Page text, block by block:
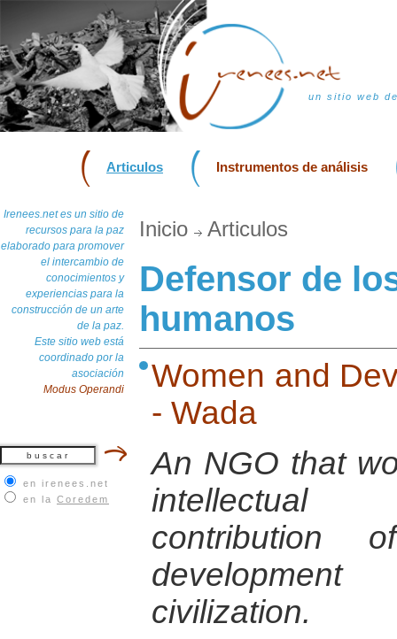
un sitio web
Articulos Instrumentos de análisis
Irenees.net es un sitio de
recursos para la paz
elaborado para promover
el intercambio de
conocimientos y
experiencias para la
construcción de un arte
de la paz.
Este sitio web está
coordinado por la
asociación
Modus Operandi
en irenees.net
en la Coredem
Inicio Articulos
Defensor de
humanos
Women and
- Wada
An NGO that
intellectual
contribution
civilization.